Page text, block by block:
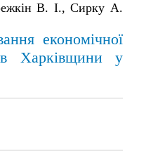
В. І., Сирку А.
економічної
Харківщини у